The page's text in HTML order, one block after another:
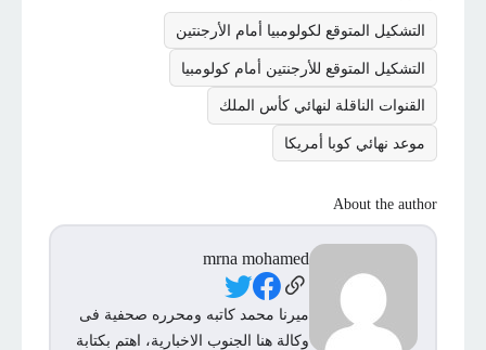
التشكيل المتوقع لكولومبيا أمام الأرجنتين
التشكيل المتوقع للأرجنتين أمام كولومبيا
القنوات الناقلة لنهائي كأس الملك
موعد نهائي كوبا أمريكا
About the author
mrna mohamed
Social Links
ميرنا محمد كاتبه ومحرره صحفية فى
وكالة هنا الجنوب الاخبارية، اهتم بكتابة